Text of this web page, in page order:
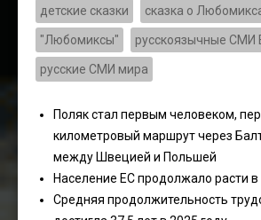
детские сказки сказка о
"Любомиксы" русскоязычные СМИ
русские СМИ мира
Поляк стал первым человеком,
километровый маршрут через
между Швецией и Польшей
Население ЕС продолжало расти в
Средняя продолжительность